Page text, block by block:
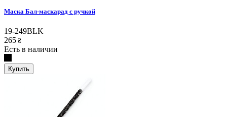
Маска Бал-маскарад с ручкой
19-249BLK
265 ₴
Есть в наличии
Купить